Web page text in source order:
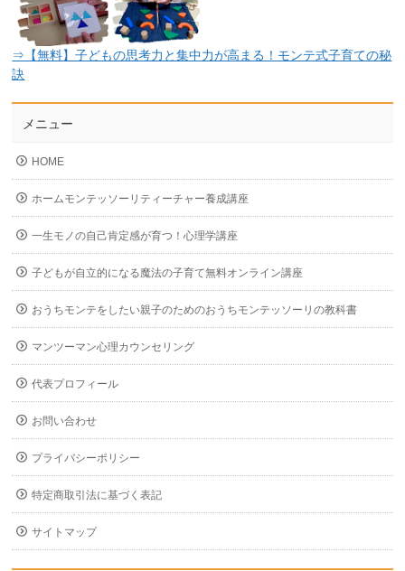
⇒【無料】子どもの思考力と集中力が高まる！モンテ式子育ての秘
訣
メニュー
HOME
ホームモンテッソーリティーチャー養成講座
一生モノの自己肯定感が育つ！心理学講座
子どもが自立的になる魔法の子育て無料オンライン講座
おうちモンテをしたい親子のためのおうちモンテッソーリの教科書
マンツーマン心理カウンセリング
代表プロフィール
お問い合わせ
プライバシーポリシー
特定商取引法に基づく表記
サイトマップ